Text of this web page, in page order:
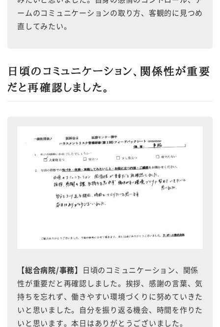
ームのコミュニケーションの取り方、客観的に見つめ
直してみたい。
日頃のコミュニケーション、関係性が重要
だと再確認しました。
【総合病院/事務】 日頃のコミュニケーション、関係
性が重要だと再確認しました。挨拶、感謝の言葉、気
持ちを忘れず、働きやすい環境づくりに努めていきた
いと思いました。自分を振り返る機会、時間を作りた
いと思います。本日はありがとうございました。